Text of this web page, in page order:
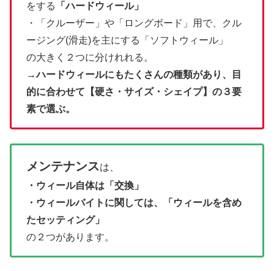
をする
「ハードウィール」
・「クルーザー」や「ロングボード」用で、クル
ージング(滑走)を主にする「ソフトウィール」
の大きく２つに分けれれる。
→ハードウィールにもたくさんの種類があり、目
的に合わせて【硬さ・サイズ・シェイプ】の３要
素で選ぶ。
メンテナンスは、
・ウィール自体は「交換」
・ウィールバイトに関しては、「ウィールを含め
たセッティング」
の２つがあります。